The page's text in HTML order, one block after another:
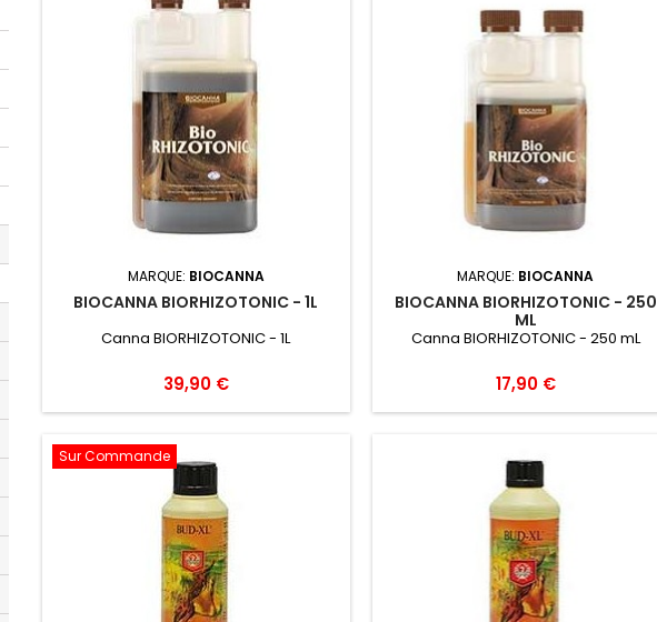
Toggle
ebb&flow. Dosage indicatif En pratique
ebb&flow. Dosage indicatif En pratique
largement observée : autour de 2...
MARQUE: BIOCANNA
BIOCANNA BIORHIZOTONIC - 1L
Canna BIORHIZOTONIC - 1L
39,90 €
MARQUE: BIOCANNA
BIOCANNA BIORHIZOTONIC - 250
ML
Canna BIORHIZOTONIC - 250 mL
17,90 €
Sur Commande